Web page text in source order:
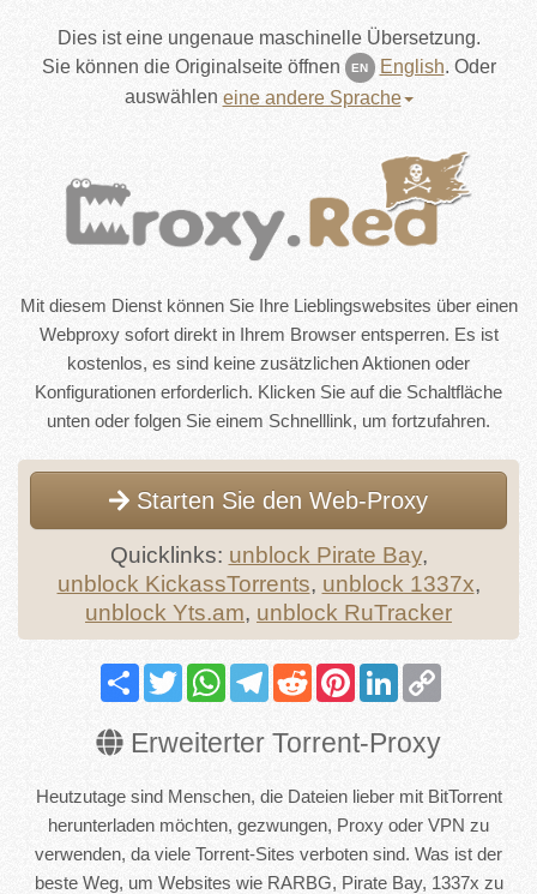
Dies ist eine ungenaue maschinelle Übersetzung.
Sie können die Originalseite öffnen
EN English. Oder
auswählen eine andere Sprache
Mit diesem Dienst können Sie Ihre Lieblingswebsites über einen
Webproxy sofort direkt in Ihrem Browser entsperren. Es ist
kostenlos, es sind keine zusätzlichen Aktionen oder
Konfigurationen erforderlich. Klicken Sie auf die Schaltfläche
unten oder folgen Sie einem Schnelllink, um fortzufahren.
Starten Sie den Web-Proxy
Quicklinks: unblock Pirate Bay,
unblock KickassTorrents, unblock 1337x,
unblock Yts.am, unblock RuTracker
Share TwitterWhatsAppTelegramRedditPinterestLinkedIn
Erweiterter Torrent-Proxy
Heutzutage sind Menschen, die Dateien lieber mit BitTorrent
herunterladen möchten, gezwungen, Proxy oder VPN zu
verwenden, da viele Torrent-Sites verboten sind. Was ist der
beste Weg, um Websites wie RARBG, Pirate Bay, 1337x zu